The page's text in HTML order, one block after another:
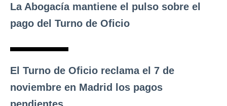
La Abogacía mantiene el pulso sobre el
pago del Turno de Oficio
El Turno de Oficio reclama el 7 de
noviembre en Madrid los pagos